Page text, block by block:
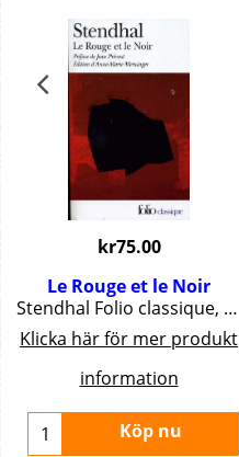
kr75.00
Le Rouge et le Noir
Stendhal Folio classique, 825 pgs.
Klicka här för mer produkt
information
Köp nu